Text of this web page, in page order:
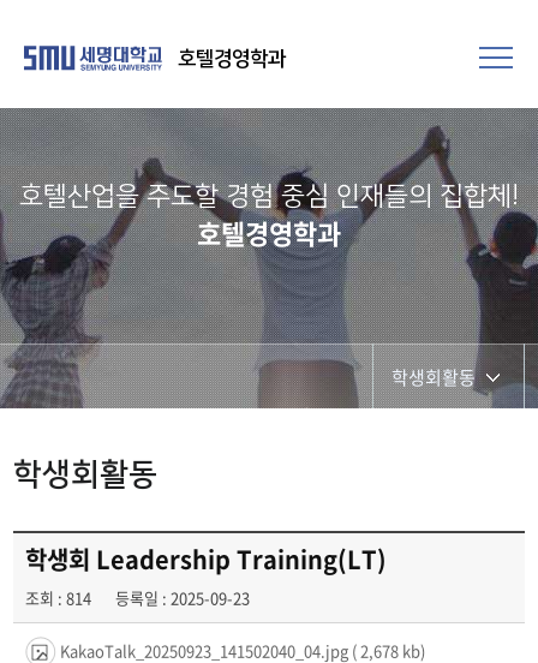
호텔경영학과
호텔산업을 주도할 경험 중심 인재들의 집합체!​
호텔경영학과
학생회활동
학생회활동
학생회 Leadership Training(LT)
조회 : 814 등록일 : 2025-09-23
KakaoTalk_20250923_141502040_04.jpg ( 2,678 kb)